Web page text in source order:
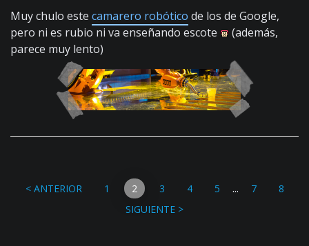
Muy chulo este camarero robótico de los de Google,
pero ni es rubio ni va enseñando escote
(además,
parece muy lento)
< ANTERIOR 1 2 3 4 5 ... 7
8
SIGUIENTE >